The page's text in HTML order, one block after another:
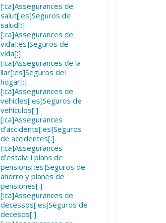
[:ca]Assegurances de
salut[:es]Seguros de
salud[:]
[:ca]Assegurances de
vida[:es]Seguros de
vida[:]
[:ca]Assegurances de la
llar[:es]Seguros del
hogar[:]
[:ca]Assegurances de
vehícles[:es]Seguros de
vehículos[:]
[:ca]Assegurances
d’accidents[:es]Seguros
de accidentes[:]
[:ca]Assegurances
d’estalvi i plans de
pensions[:es]Seguros de
ahorro y planes de
pensiones[:]
[:ca]Assegurances de
decessos[:es]Seguros de
decesos[:]